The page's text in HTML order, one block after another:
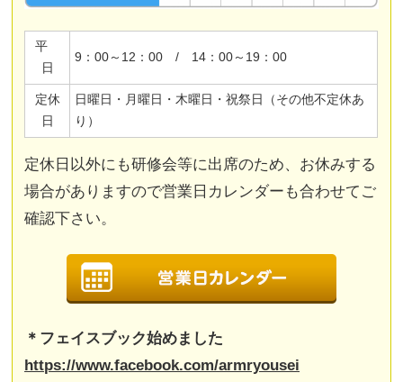
平
日
9：00～12：00 / 14：00～19：00
定休
日
日曜日・月曜日・木曜日・祝祭日（その他不定休あ
り）
定休日以外にも研修会等に出席のため、お休みする
場合がありますので営業日カレンダーも合わせてご
確認下さい。
＊フェイスブック始めました
https://www.facebook.com/armryousei